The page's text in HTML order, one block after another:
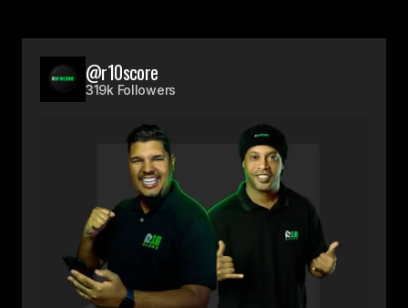
@r10score
319k Followers